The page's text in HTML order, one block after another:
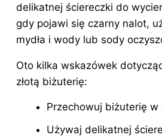
delikatnej ściereczki do
gdy pojawi się czarny nalot,
mydła i wody lub sody
Oto kilka wskazówek
złotą biżuterię:
Przechowuj biżuterię w
Używaj delikatnej